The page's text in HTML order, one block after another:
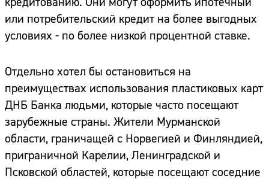
или потребительский кредит на более выгодных
условиях - по более низкой процентной ставке.
Отдельно хотел бы остановиться на
преимуществах использования пластиковых карт
ДНБ Банка людьми, которые часто посещают
зарубежные страны. Жители Мурманской
области, граничащей с Норвегией и Финляндией,
приграничной Карелии, Ленинградской и
Псковской областей, которые посещают соседние